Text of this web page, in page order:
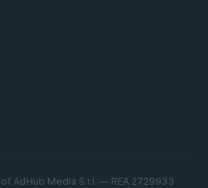
AdHub Media S.r.l. — REA 2729933